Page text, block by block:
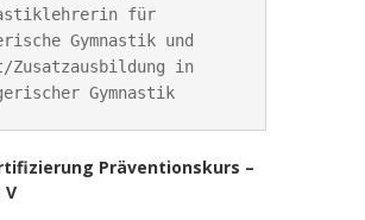
für
Gymnastik und
Zusatzausbildung in
Gymnastik
Präventionskurs –
V